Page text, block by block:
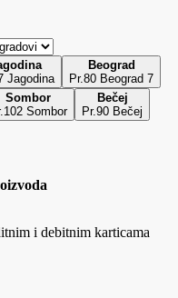
Jagodina
Beograd
Pr.80 Beograd 7
Sombor
Sombor
Bečej
Pr.90 Bečej
i debitnim karticama